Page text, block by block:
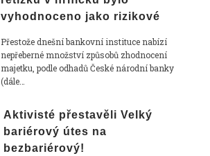
vyhodnoceno jako rizikové
Přestože dnešní bankovní instituce nabízí
nepřeberné množství způsobů zhodnocení
majetku, podle odhadů České národní banky
(dále…
Aktivisté přestavěli Velký
bariérový útes na
bezbariérový!